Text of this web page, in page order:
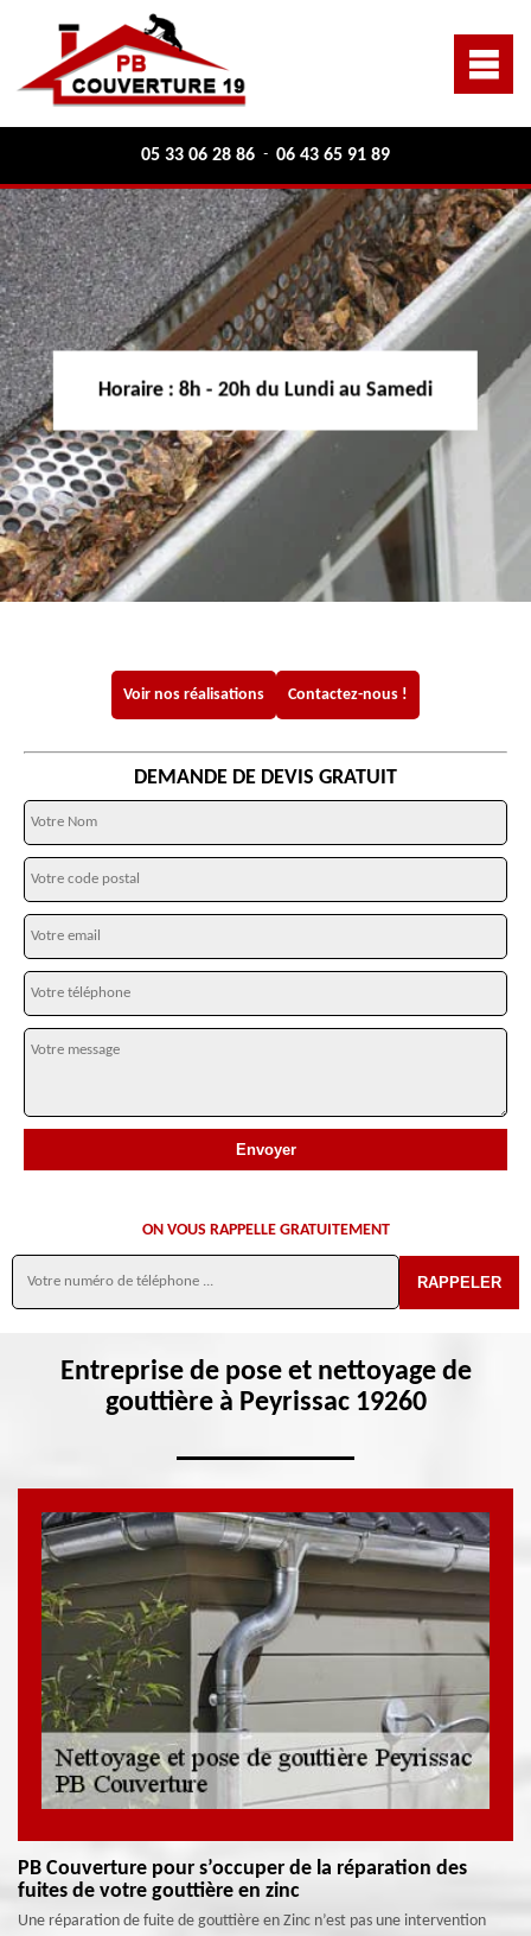
05 33 06 28 86 - 06 43 65 91 89
Horaire : 8h - 20h du Lundi au Samedi
Voir nos réalisations Contactez-nous !
DEMANDE DE DEVIS GRATUIT
ON VOUS RAPPELLE GRATUITEMENT
Entreprise de pose et nettoyage de
gouttière à Peyrissac 19260
PB Couverture pour s’occuper de la réparation des
fuites de votre gouttière en zinc
Une réparation de fuite de gouttière en Zinc n’est pas une intervention